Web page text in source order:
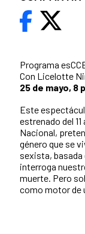
Programa
Con Licelotte
25 de mayo, 8
Este
estrenado del 11
Nacional,
género que se
sexista, basada
interroga
muerte. Pero
como motor de